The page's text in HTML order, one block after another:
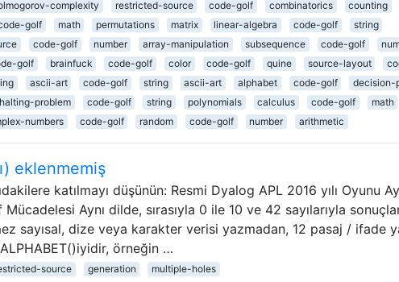
complexity restricted-source code-golf combinatorics counting
golf math permutations matrix linear-algebra code-golf
string
code-golf number array-manipulation subsequence code-golf
golf brainfuck code-golf color code-golf quine source-layout
ascii-art code-golf string ascii-art alphabet code-golf
decision-
halting-problem code-golf string polynomials calculus code-golf
math
numbers code-golf random code-golf number arithmetic
eklenmemiş
katılmayı düşünün: Resmi Dyalog APL 2016 yılı Oyunu
Aynı dilde, sırasıyla 0 ile 10 ve 42 sayılarıyla
sayısal, dize veya karakter verisi yazmadan, 12 pasaj / ifade
örneğin …
source generation multiple-holes